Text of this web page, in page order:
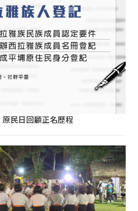
民日回顧正名歷程